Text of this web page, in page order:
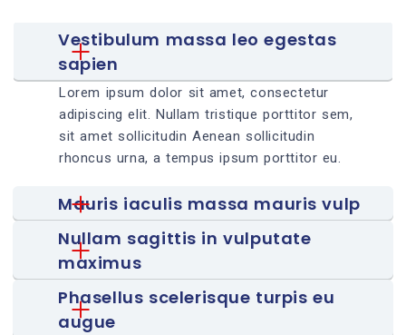
Vestibulum massa leo egestas
sapien
Lorem ipsum dolor sit amet, consectetur
adipiscing elit. Nullam tristique porttitor sem,
sit amet sollicitudin Aenean sollicitudin
rhoncus urna, a tempus ipsum porttitor eu.
Mauris iaculis massa mauris vulp
Nullam sagittis in vulputate
maximus
Phasellus scelerisque turpis eu
augue